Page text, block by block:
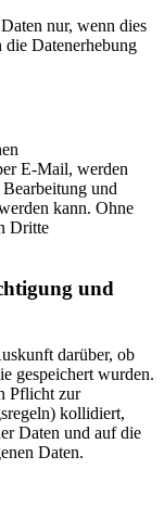
nur, wenn dies
die Datenerhebung
E-Mail, werden
und
kann. Ohne
Dritte
und
darüber, ob
gespeichert wurden.
Pflicht zur
kollidiert,
Daten und auf die
Daten.